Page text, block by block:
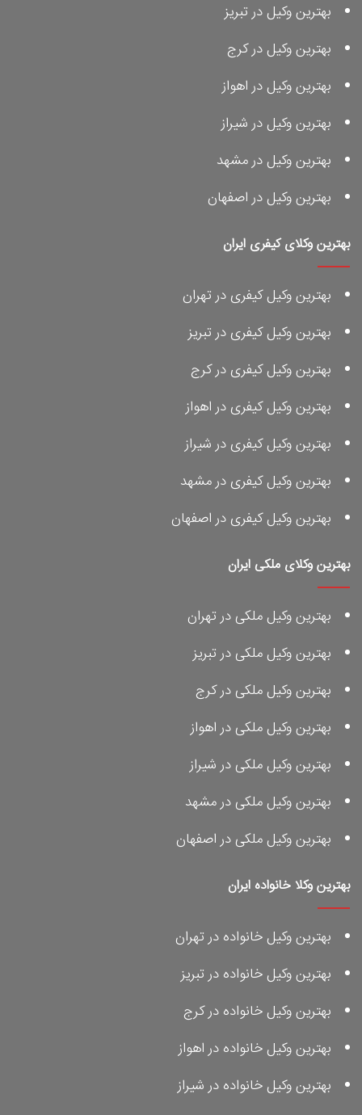
بهترین وکیل در تبریز
بهترین وکیل در کرج
بهترین وکیل در اهواز
بهترین وکیل در شیراز
بهترین وکیل در مشهد
بهترین وکیل در اصفهان
بهترین وکلای کیفری ایران
بهترین وکیل کیفری در تهران
بهترین وکیل کیفری در تبریز
بهترین وکیل کیفری در کرج
بهترین وکیل کیفری در اهواز
بهترین وکیل کیفری در شیراز
بهترین وکیل کیفری در مشهد
بهترین وکیل کیفری در اصفهان
بهترین وکلای ملکی ایران
بهترین وکیل ملکی در تهران
بهترین وکیل ملکی در تبریز
بهترین وکیل ملکی در کرج
بهترین وکیل ملکی در اهواز
بهترین وکیل ملکی در شیراز
بهترین وکیل ملکی در مشهد
بهترین وکیل ملکی در اصفهان
بهترین وکلا خانواده ایران
بهترین وکیل خانواده در تهران
بهترین وکیل خانواده در تبریز
بهترین وکیل خانواده در کرج
بهترین وکیل خانواده در اهواز
بهترین وکیل خانواده در شیراز